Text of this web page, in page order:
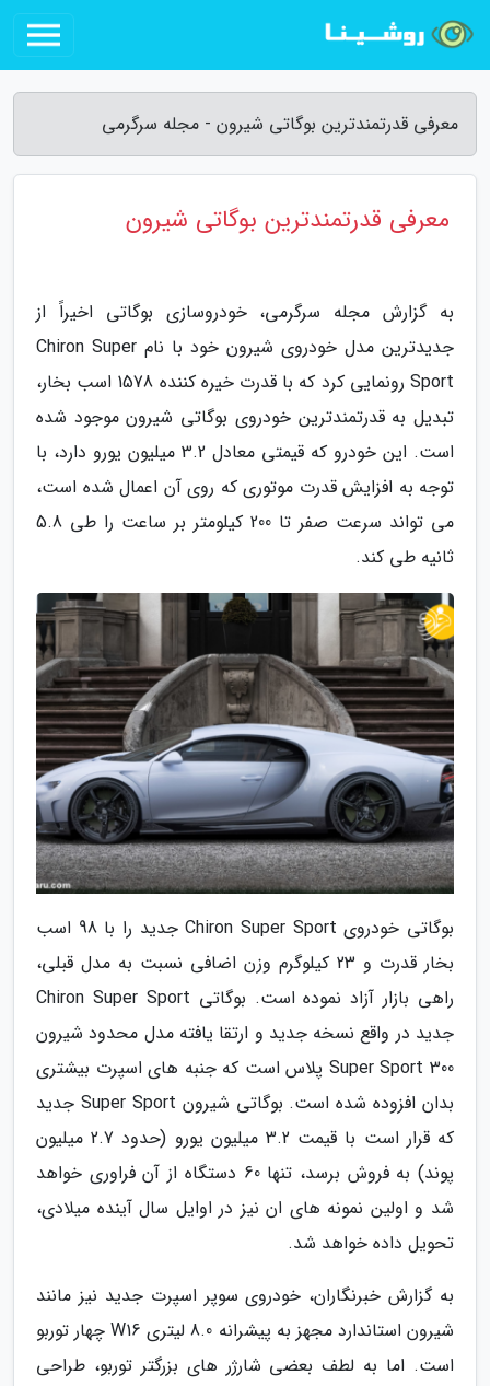
معرفی قدرتمندترین بوگاتی شیرون - مجله سرگرمی
معرفی قدرتمندترین بوگاتی شیرون
به گزارش مجله سرگرمی، خودروسازی بوگاتی اخیراً از
جدیدترین مدل خودروی شیرون خود با نام Chiron Super
Sport رونمایی کرد که با قدرت خیره کننده 1578 اسب بخار،
تبدیل به قدرتمندترین خودروی بوگاتی شیرون موجود شده
است. این خودرو که قیمتی معادل 3.2 میلیون یورو دارد، با
توجه به افزایش قدرت موتوری که روی آن اعمال شده است،
می تواند سرعت صفر تا 200 کیلومتر بر ساعت را طی 5.8
ثانیه طی کند.
بوگاتی خودروی Chiron Super Sport جدید را با 98 اسب
بخار قدرت و 23 کیلوگرم وزن اضافی نسبت به مدل قبلی،
راهی بازار آزاد نموده است. بوگاتی Chiron Super Sport
جدید در واقع نسخه جدید و ارتقا یافته مدل محدود شیرون
Super Sport 300 پلاس است که جنبه های اسپرت بیشتری
بدان افزوده شده است. بوگاتی شیرون Super Sport جدید
که قرار است با قیمت 3.2 میلیون یورو (حدود 2.7 میلیون
پوند) به فروش برسد، تنها 60 دستگاه از آن فراوری خواهد
شد و اولین نمونه های ان نیز در اوایل سال آینده میلادی،
تحویل داده خواهد شد.
به گزارش خبرنگاران، خودروی سوپر اسپرت جدید نیز مانند
شیرون استاندارد مجهز به پیشرانه 8.0 لیتری W16 چهار توربو
است. اما به لطف بعضی شارژر های بزرگتر توربو، طراحی